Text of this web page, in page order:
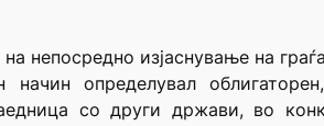
непосредно изјаснување на
определувал
со други држави, во